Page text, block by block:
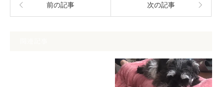
前の記事 次の記事